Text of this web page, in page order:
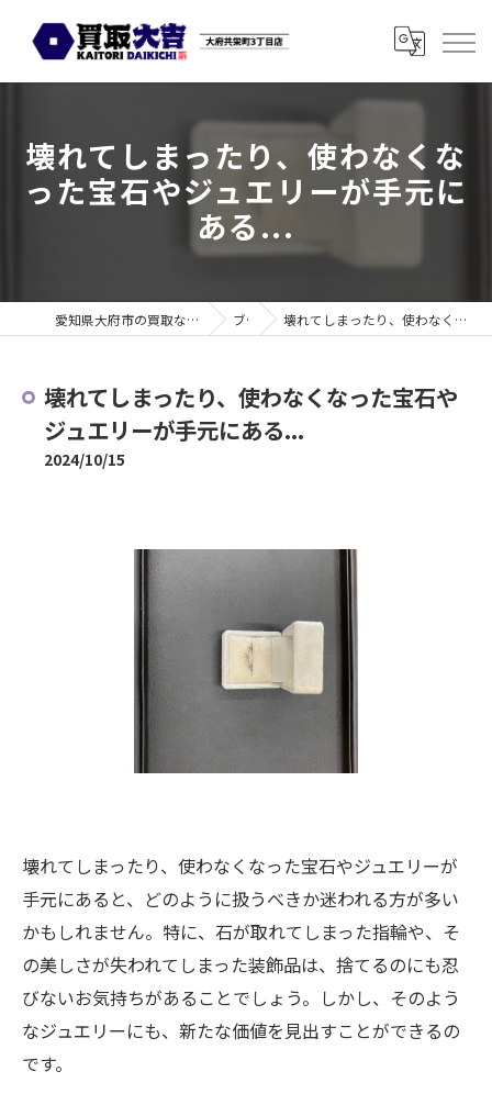
壊れてしまったり、使わなくな
った宝石やジュエリーが手元に
ある...
愛知県大府市の買取なら買取大吉 大府共栄町3丁目店 ブログ 壊れてしまったり、使わなくなった宝石やジュエリーが手元にある...
壊れてしまったり、使わなくなった宝石や
ジュエリーが手元にある...
2024/10/15
壊れてしまったり、使わなくなった宝石やジュエリーが
手元にあると、どのように扱うべきか迷われる方が多い
かもしれません。特に、石が取れてしまった指輪や、そ
の美しさが失われてしまった装飾品は、捨てるのにも忍
びないお気持ちがあることでしょう。しかし、そのよう
なジュエリーにも、新たな価値を見出すことができるの
です。